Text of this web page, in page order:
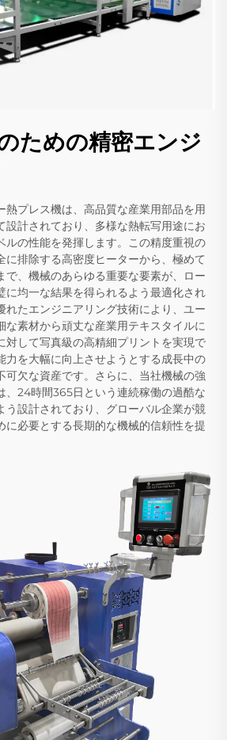
ための精密エンジ
熱プレス機は、高品質な産業用部品を用
設計されており、多様な熱転写用途にお
ルの性能を発揮します。この精度重視の
に排除する高密度ヒーターから、極めて
で、機械のあらゆる重要な要素が、ロー
に均一な結果を得られるよう最適化され
れたエンジニアリング技術により、ユー
な素材から頑丈な産業用テキスタイルに
対して写真級の高精細プリントを実現で
力を大幅に向上させようとする成長中の
可欠な資産です。さらに、当社機械の強
、24時間365日という連続稼働の過酷な
う設計されており、グローバル企業が競
に必要とする長期的な機械的信頼性を提